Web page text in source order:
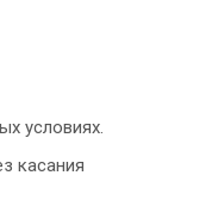
условиях.
касания